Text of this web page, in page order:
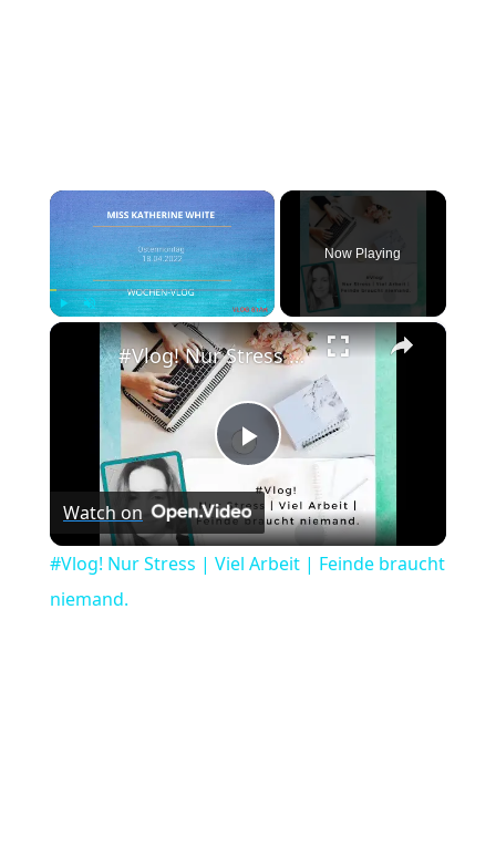
×
Unmute Fullscreen
Now Playing
×
Play
Video
#Vlog! Nur Stress | Viel Arbeit | Feinde braucht niemand.
Watch on
#Vlog! Nur Stress | Viel Arbeit | Feinde braucht
niemand.